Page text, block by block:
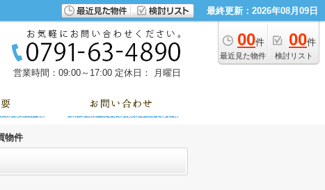
最終更新：2026年08月09日
00件
最近見た物件
00件
検討リスト
営業時間：09:00～17:00 定休日： 月曜日
物件